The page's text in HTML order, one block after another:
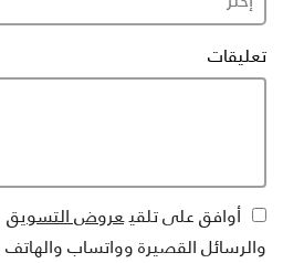
تعليقات
أوافق على تلقي عروض التسويق
والرسائل القصيرة وواتساب والهاتف